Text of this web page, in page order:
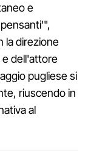
e
la direzione
e dell'attore
pugliese si
riuscendo in
al